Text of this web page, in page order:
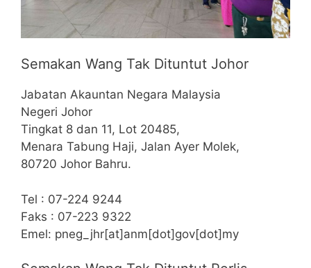
Semakan Wang Tak Dituntut Johor
Jabatan Akauntan Negara Malaysia
Negeri Johor
Tingkat 8 dan 11, Lot 20485,
Menara Tabung Haji, Jalan Ayer Molek,
80720 Johor Bahru.
Tel : 07-224 9244
Faks : 07-223 9322
Emel: pneg_jhr[at]anm[dot]gov[dot]my